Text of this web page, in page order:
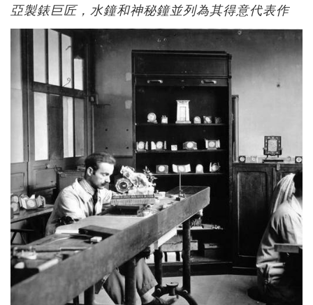
亞製錶巨匠，水鐘和神秘鐘並列為其得意代表作